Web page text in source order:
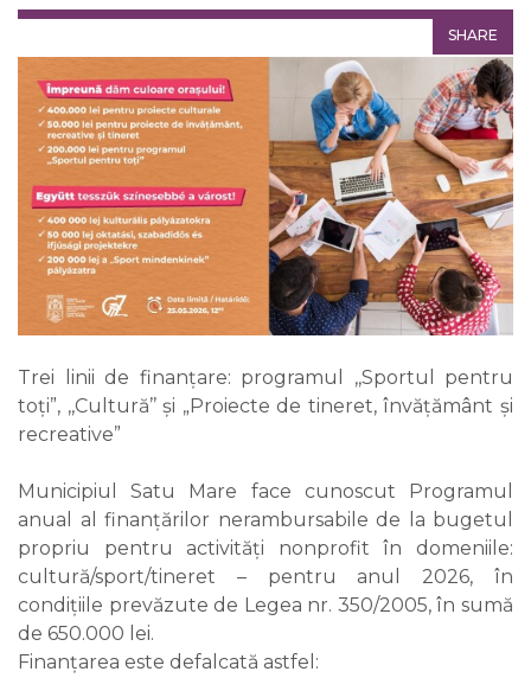
SHARE
Trei linii de finanțare: programul ,,Sportul pentru
toți”, ,,Cultură’’ și „Proiecte de tineret, învățământ şi
recreative”
Municipiul Satu Mare face cunoscut Programul
anual al finanțărilor nerambursabile de la bugetul
propriu pentru activități nonprofit în domeniile:
cultură/sport/tineret – pentru anul 2026, în
condițiile prevăzute de Legea nr. 350/2005, în sumă
de 650.000 lei.
Finanțarea este defalcată astfel: